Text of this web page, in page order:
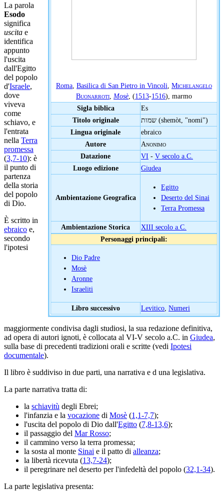
Roma Basilica di San Pietro in Vincoli Michelangelo
Buonarroti Mosè , (1513-1516), marmo
Sigla biblica
Es
Titolo originale
שמות (shemòt, "nomi")
Lingua originale
ebraico
Autore
Anonimo
Datazione
VI - V secolo a.C.
Luogo edizione
Giudea
Ambientazione Geografica
Egitto
Deserto del Sinai
Terra Promessa
Ambientazione Storica
XIII secolo a.C.
Personaggi principali:
Dio Padre
Mosè
Aronne
Israeliti
Libro successivo Levitico Numeri
La parola
Esodo
significa
uscita e
identifica
appunto
l'uscita
dall'Egitto
del popolo
d'Israele,
dove
viveva
come
schiavo, e
l'entrata
nella Terra
promessa
(3,7-10): è
il punto di
partenza
della storia
del popolo
di Dio.
È scritto in
ebraico e,
secondo
l'ipotesi
maggiormente condivisa dagli studiosi, la sua redazione definitiva,
ad opera di autori ignoti, è collocata al VI-V secolo a.C. in Giudea,
sulla base di precedenti tradizioni orali e scritte (vedi Ipotesi
documentale).
Il libro è suddiviso in due parti, una narrativa e d una legislativa.
La parte narrativa tratta di:
la schiavitù degli Ebrei;
l'infanzia e la vocazione di Mosè (1,1-7,7);
l'uscita del popolo di Dio dall'Egitto (7,8-13,6);
il passaggio del Mar Rosso;
il cammino verso la terra promessa;
la sosta al monte Sinai e il patto di alleanza;
la libertà ricevuta (13,7-24);
il peregrinare nel deserto per l'infedeltà del popolo (32,1-34).
La parte legislativa presenta: